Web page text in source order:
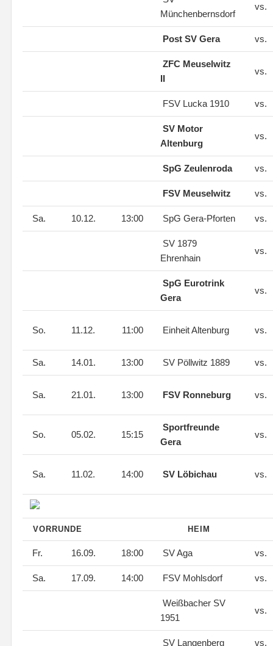
Münchenbernsdorf
vs.
Post SV Gera vs.
ZFC Meuselwitz
II
vs.
FSV Lucka 1910 vs.
SV Motor
Altenburg
vs.
SpG Zeulenroda vs.
FSV Meuselwitz vs.
Sa. 10.12. 13:00 SpG Gera-Pforten vs.
SV 1879
Ehrenhain
vs.
SpG Eurotrink
Gera
vs.
So. 11.12. 11:00 Einheit Altenburg vs.
Sa. 14.01. 13:00 SV Pöllwitz 1889 vs.
Sa. 21.01. 13:00 FSV Ronneburg vs.
So. 05.02. 15:15
Sportfreunde
Gera
vs.
Sa. 11.02. 14:00 SV Löbichau vs.
VORRUNDE HEIM
Fr. 16.09. 18:00 SV Aga vs.
Sa. 17.09. 14:00 FSV Mohlsdorf vs.
Weißbacher SV
1951
vs.
SV Langenberg vs.